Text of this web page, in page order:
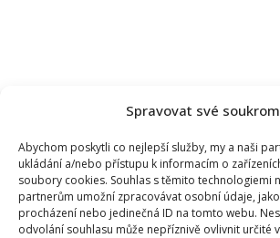
Spravovat své
Abychom poskytli co nejlepší služby, my a naši
ukládání a/nebo přístupu k informacím o
soubory cookies. Souhlas s těmito technologiemi
partnerům umožní zpracovávat osobní údaje,
procházení nebo jedinečná ID na tomto webu.
odvolání souhlasu může nepříznivě ovlivnit určité